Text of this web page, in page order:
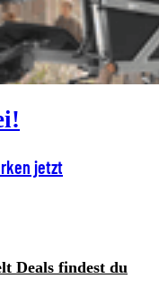
jetzt
Deals findest du